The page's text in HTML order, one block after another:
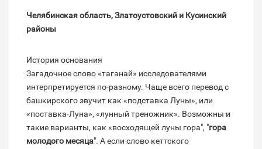
Челябинская область, Златоустовский и Кусинский
районы
История основания
Загадочное слово «таганай» исследователями
интерпретируется по-разному. Чаще всего перевод с
башкирского звучит как «подставка Луны», или
«поставка-Луна», «лунный треножник». Возможны и
такие варианты, как «восходящей луны гора", "гора
молодого месяца". А если слово кеттского